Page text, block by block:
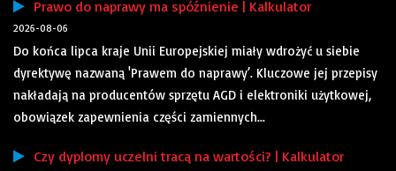
Prawo do naprawy ma spóźnienie | Kalkulator
2026-08-06
Do końca lipca kraje Unii Europejskiej miały wdrożyć u siebie
dyrektywę nazwaną 'Prawem do naprawy’. Kluczowe jej przepisy
nakładają na producentów sprzętu AGD i elektroniki użytkowej,
obowiązek zapewnienia części zamiennych...
Czy dyplomy uczelni tracą na wartości? | Kalkulator